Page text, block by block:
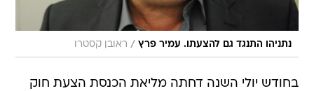
נתניהו התנגד גם להצעתו. עמיר פרץ / ראובן קסטרו
בחודש יולי השנה דחתה מליאת הכנסת הצעת חוק